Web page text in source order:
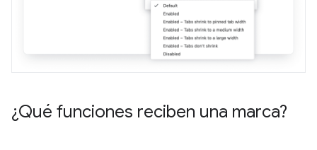
¿Qué funciones reciben una marca?